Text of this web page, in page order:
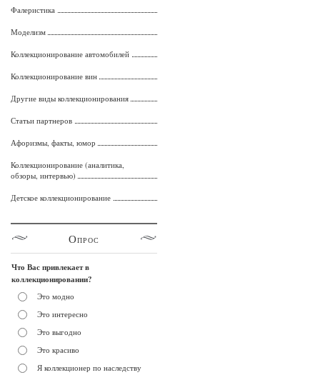
Фалеристика
Моделизм
Коллекционирование автомобилей
Коллекционирование вин
Другие виды коллекционирования
Статьи партнеров
Афоризмы, факты, юмор
Коллекционирование (аналитика,
обзоры, интервью)
Детское коллекционирование
Опрос
Что Вас привлекает в
коллекционировании?
Это модно
Это интересно
Это выгодно
Это красиво
Я коллекционер по наследству